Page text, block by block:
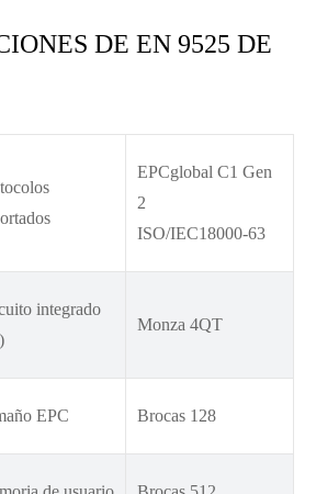
DE EN 9525 DE
EPCglobal C1 Gen
2
ISO/IEC18000-63
integrado
Monza 4QT
EPC Brocas 128